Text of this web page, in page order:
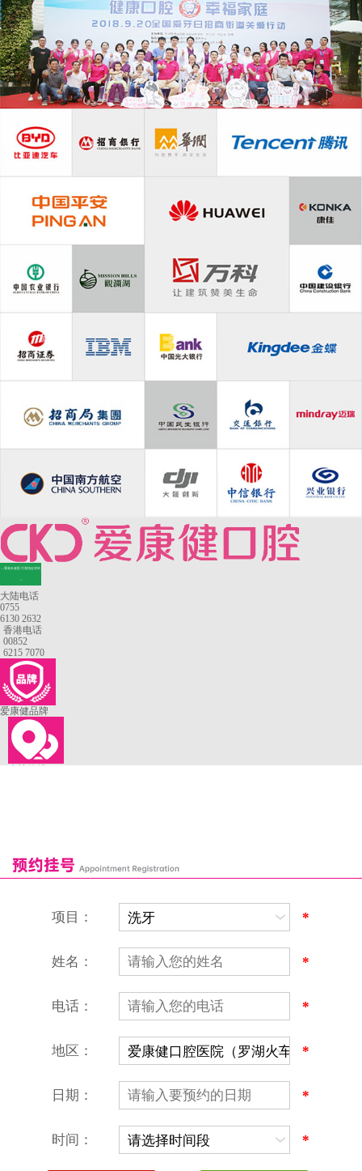
—香港长者医疗券指定牙科
—
大陆电话
0755
6130 2632
香港电话
00852
6215 7070
爱康健品牌
恒乐口腔诊所
富港口腔诊所
营业时间：9:00-18:00
（节假日照常上班）
微信线上预约：aikangjian1995
微信小程序：爱康健齿科
项目： *
姓名： *
电话： *
地区： *
日期： *
时间： *